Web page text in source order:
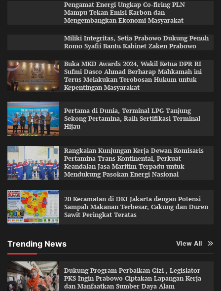
Pengamat Energi Ungkap Co-firing PLN
Mampu Tekan Emisi Karbon dan
Mengembangkan Ekonomi Masyarakat
Miliki Integritas, Setia Prabowo Dukung Penuh
Romo Syafii Bantu Kabinet Zaken Prabowo
Buka MKD Awards 2024, Wakil Ketua DPR RI
Sufmi Dasco Ahmad Berharap Mahkamah ini
Terus Melakukan Terobosan Hukum untuk
Kepentingan Masyarakat
Pertama di Dunia, Terminal LPG Tanjung
Sekong Pertamina, Raih Sertifikasi Terminal
Hijau
Rangkaian Kunjungan Kerja Dewan Komisaris
Pertamina Trans Kontinental, Perkuat
Keandalan Jasa Maritim Terpadu untuk
Mendukung Pasokan Energi Nasional
20 Kecamatan di DKI Jakarta dengan Potensi
Sampah Makanan Terbesar, Cakung dan Duren
Sawit Peringkat Teratas
Trending News View All
Dukung Program Perbaikan Gizi , Legislator
PKS Ingin Prabowo Ciptakan Lapangan Kerja
dan Manfaatkan Sumber Daya Alam